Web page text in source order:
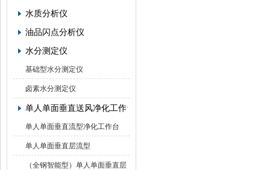
水质分析仪
油品闪点分析仪
水分测定仪
基础型水分测定仪
卤素水分测定仪
单人单面垂直送风净化工作台
单人单面垂直流型净化工作台
单人单面垂直层流型
（全钢智能型）单人单面垂直层